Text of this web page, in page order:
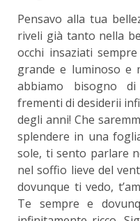
Pensavo alla tua
riveli già tanto nella
occhi insaziati
grande e luminoso e
abbiamo bisogno
frementi di desiderii
degli anni! Che
splendere in una
sole, ti sento parlare
nel soffio lieve del
dovunque ti vedo,
Te sempre e